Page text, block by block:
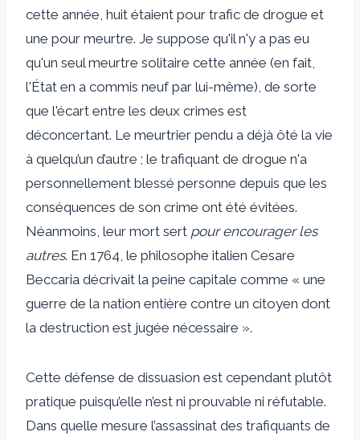
cette année, huit étaient pour trafic de drogue et
une pour meurtre. Je suppose qu'il n'y a pas eu
qu'un seul meurtre solitaire cette année (en fait,
l'État en a commis neuf par lui-même), de sorte
que l'écart entre les deux crimes est
déconcertant. Le meurtrier pendu a déjà ôté la vie
à quelqu’un d’autre ; le trafiquant de drogue n'a
personnellement blessé personne depuis que les
conséquences de son crime ont été évitées.
Néanmoins, leur mort sert pour encourager les
autres. En 1764, le philosophe italien Cesare
Beccaria décrivait la peine capitale comme « une
guerre de la nation entière contre un citoyen dont
la destruction est jugée nécessaire ».
Cette défense de dissuasion est cependant plutôt
pratique puisqu’elle n’est ni prouvable ni réfutable.
Dans quelle mesure l’assassinat des trafiquants de